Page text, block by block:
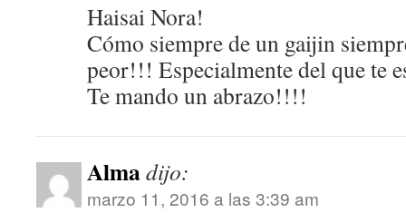
Haisai Nora!
Cómo siempre de un gaijin
peor!!! Especialmente del que te
Te mando un abrazo!!!!
Almadijo:
marzo 11, 2016 a las 3:39 am